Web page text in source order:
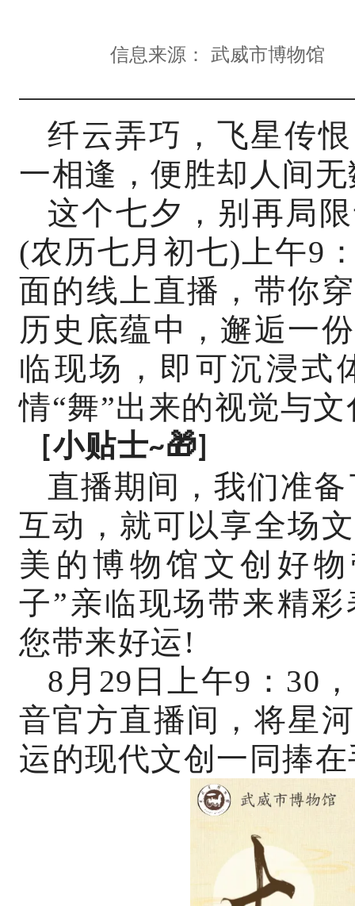
信息来源：武威市博物馆
纤云弄巧，飞星传
一相逢，便胜却人间
这个七夕，别再局
(农历七月初七)上午9
面的线上直播，带你
历史底蕴中，邂逅一
临现场，即可沉浸式
情“舞”出来的视觉与
[小贴士~🎁
直播期间，我们准
互动，就可以享全场
美的博物馆文创好
子”亲临现场带来精
您带来好运!
8月29日上午9：30
音官方直播间，将星
运的现代文创一同捧